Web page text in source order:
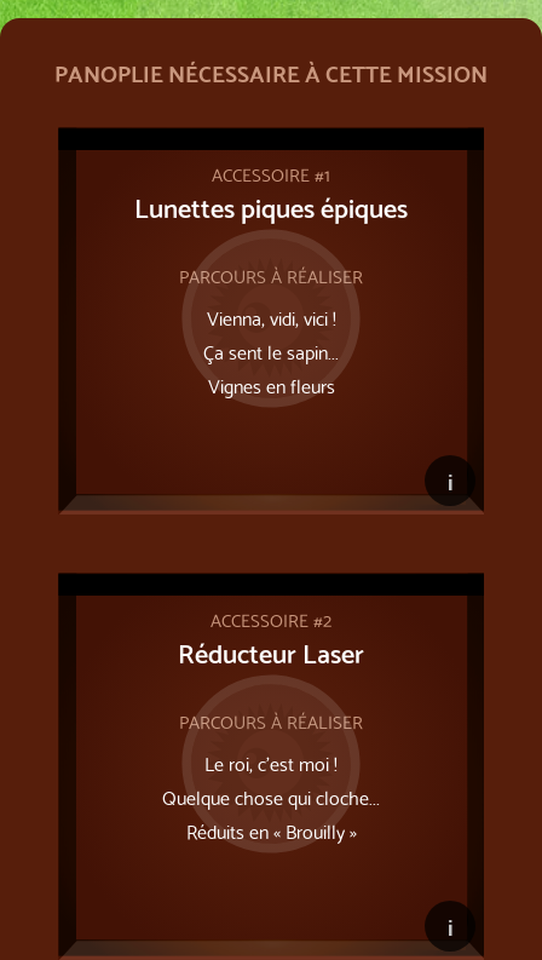
PANOPLIE NÉCESSAIRE À CETTE MISSION
ACCESSOIRE #1
Lunettes piques épiques
PARCOURS À RÉALISER
Vienna, vidi, vici !
Ça sent le sapin...
Vignes en fleurs
i
ACCESSOIRE #2
Réducteur Laser
PARCOURS À RÉALISER
Le roi, c'est moi !
Quelque chose qui cloche...
Réduits en « Brouilly »
i